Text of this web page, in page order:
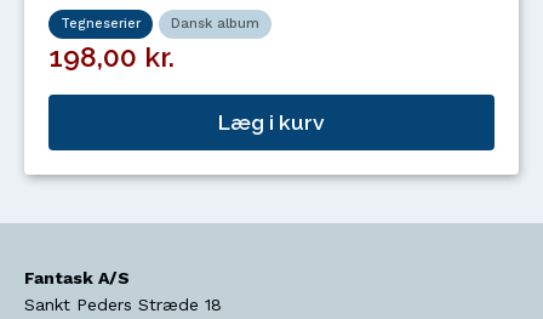
Tegneserier Dansk album
198,00 kr.
Læg i kurv
Fantask A/S
Sankt Peders Stræde 18